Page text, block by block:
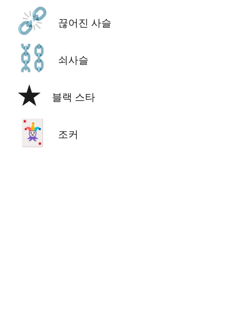
⛓️‍💥 끊어진 사슬
⛓️ 쇠사슬
★ 블랙 스타
🃏 조커